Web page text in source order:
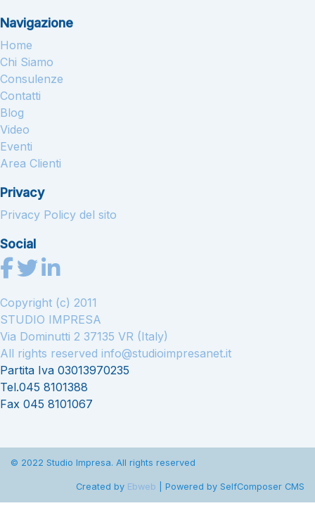
Navigazione
Home
Chi Siamo
Consulenze
Contatti
Blog
Video
Eventi
Area Clienti
Privacy
Privacy Policy del sito
Social
Copyright (c) 2011
STUDIO IMPRESA
Via Dominutti 2 37135 VR (Italy)
All rights reserved info@studioimpresanet.it
Partita Iva 03013970235
Tel.045 8101388
Fax 045 8101067
© 2022 Studio Impresa. All rights reserved
Created by Ebweb | Powered by SelfComposer CMS